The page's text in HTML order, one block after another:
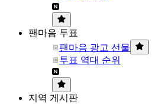
팬마음 투표
팬마음 광고 선물
투표 역대 순위
지역 게시판